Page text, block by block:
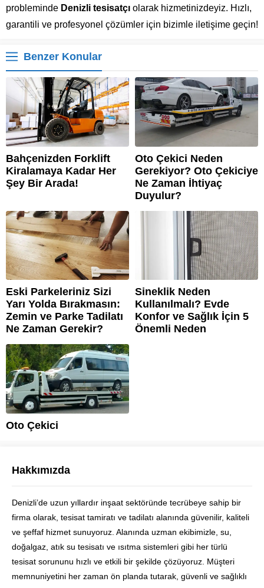
probleminde Denizli tesisatçı olarak hizmetinizdeyiz. Hızlı,
garantili ve profesyonel çözümler için bizimle iletişime geçin!
Benzer Konular
Bahçenizden Forklift
Kiralamaya Kadar Her
Şey Bir Arada!
Oto Çekici Neden
Gerekiyor? Oto Çekiciye
Ne Zaman İhtiyaç
Duyulur?
Eski Parkeleriniz Sizi
Yarı Yolda Bırakmasın:
Zemin ve Parke Tadilatı
Ne Zaman Gerekir?
Sineklik Neden
Kullanılmalı? Evde
Konfor ve Sağlık İçin 5
Önemli Neden
Oto Çekici
Hakkımızda
Denizli’de uzun yıllardır inşaat sektöründe tecrübeye sahip bir
firma olarak, tesisat tamiratı ve tadilatı alanında güvenilir, kaliteli
ve şeffaf hizmet sunuyoruz. Alanında uzman ekibimizle, su,
doğalgaz, atık su tesisatı ve ısıtma sistemleri gibi her türlü
tesisat sorununu hızlı ve etkili bir şekilde çözüyoruz. Müşteri
memnuniyetini her zaman ön planda tutarak, güvenli ve sağlıklı
Ustam Denizli
Cevap Yaz